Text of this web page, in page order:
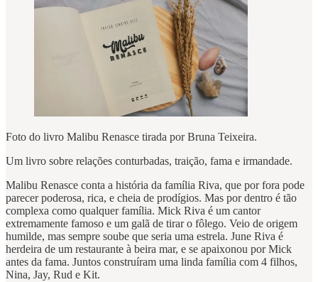
Foto do livro Malibu Renasce tirada por Bruna Teixeira.
Um livro sobre relações conturbadas, traição, fama e irmandade.
Malibu Renasce conta a história da família Riva, que por fora pode
parecer poderosa, rica, e cheia de prodígios. Mas por dentro é tão
complexa como qualquer família. Mick Riva é um cantor
extremamente famoso e um galã de tirar o fôlego. Veio de origem
humilde, mas sempre soube que seria uma estrela. June Riva é
herdeira de um restaurante à beira mar, e se apaixonou por Mick
antes da fama. Juntos construíram uma linda família com 4 filhos,
Nina, Jay, Rud e Kit.